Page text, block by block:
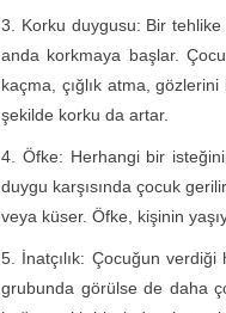
Korku duygusu: Bir tehlike
anda korkmaya başlar.
kaçma, çığlık atma,
şekilde korku da artar.
Öfke: Herhangi bir
duygu karşısında çocuk
veya küser. Öfke, kişinin
İnatçılık: Çocuğun
grubunda görülse de daha